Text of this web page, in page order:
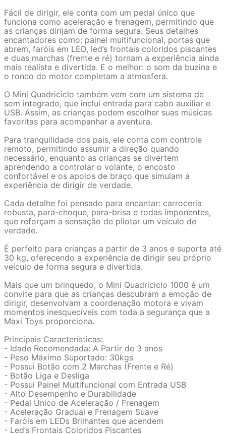
Fácil de dirigir, ele conta com um pedal único que
funciona como aceleração e frenagem, permitindo que
as crianças dirijam de forma segura. Seus detalhes
encantadores como: painel multifuncional, portas que
abrem, faróis em LED, led’s frontais coloridos piscantes
e duas marchas (frente e ré) tornam a experiência ainda
mais realista e divertida. E o melhor: o som da buzina e
o ronco do motor completam a atmosfera.
O Mini Quadriciclo também vem com um sistema de
som integrado, que inclui entrada para cabo auxiliar e
USB. Assim, as crianças podem escolher suas músicas
favoritas para acompanhar a aventura.
Para tranquilidade dos pais, ele conta com controle
remoto, permitindo assumir a direção quando
necessário, enquanto as crianças se divertem
aprendendo a controlar o volante, o encosto
confortável e os apoios de braço que simulam a
experiência de dirigir de verdade.
Cada detalhe foi pensado para encantar: carroceria
robusta, para-choque, para-brisa e rodas imponentes,
que reforçam a sensação de pilotar um veículo de
verdade.
É perfeito para crianças a partir de 3 anos e suporta até
30 kg, oferecendo a experiência de dirigir seu próprio
veículo de forma segura e divertida.
Mais que um brinquedo, o Mini Quadriciclo 1000 é um
convite para que as crianças descubram a emoção de
dirigir, desenvolvam a coordenação motora e vivam
momentos inesquecíveis com toda a segurança que a
Maxi Toys proporciona.
Principais Características:
- Idade Recomendada: A Partir de 3 anos
- Peso Máximo Suportado: 30kgs
- Possui Botão com 2 Marchas (Frente e Ré)
- Botão Liga e Desliga
- Possui Painel Multifuncional com Entrada USB
- Alto Desempenho e Durabilidade
- Pedal Único de Aceleração / Frenagem
- Aceleração Gradual e Frenagem Suave
- Faróis em LEDs Brilhantes que acendem
- Led’s Frontais Coloridos Piscantes